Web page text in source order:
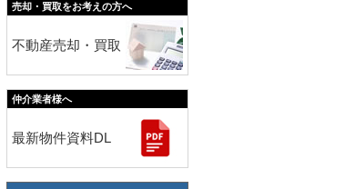
売却・買取をお考えの方へ
不動産売却・買取
仲介業者様へ
最新物件資料DL